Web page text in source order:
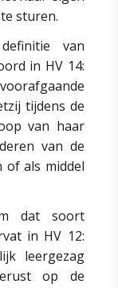
sturen.
van
in HV 14:
tijdens de
van haar
van de
als middel
dat soort
in HV 12:
leergezag
op de